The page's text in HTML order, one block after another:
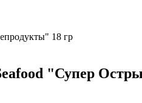
18 гр
"Супер